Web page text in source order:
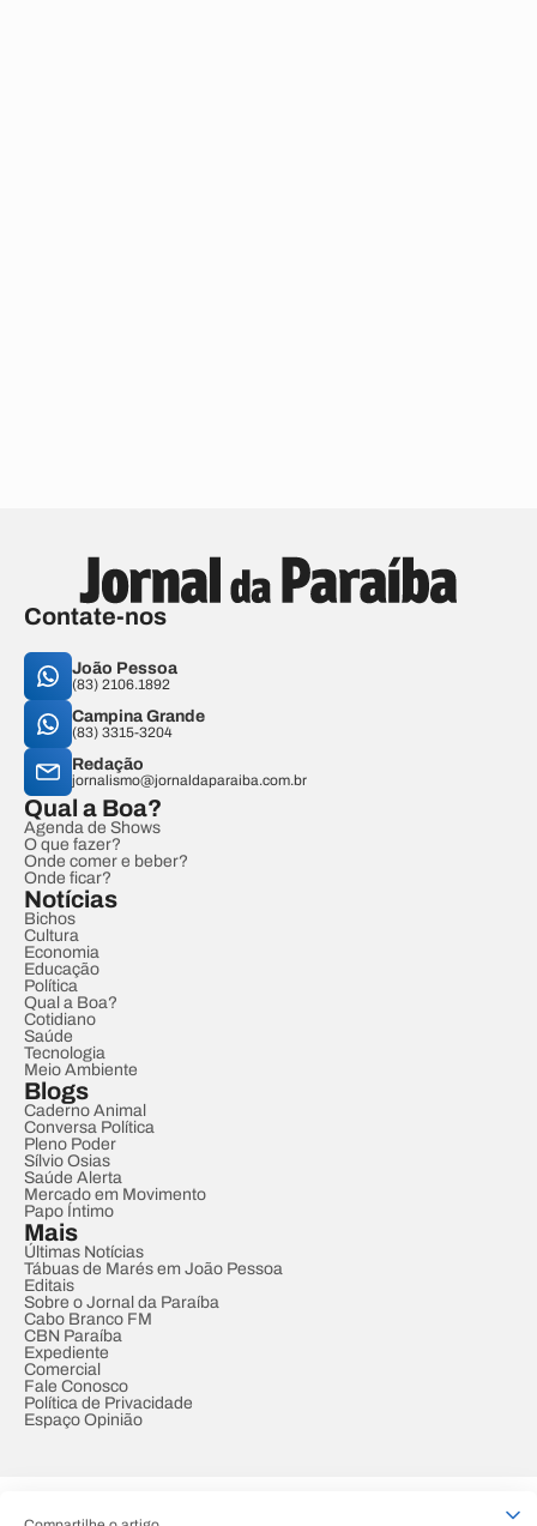
Contate-nos
João Pessoa
(83) 2106.1892
Campina Grande
(83) 3315-3204
Redação
jornalismo@jornaldaparaiba.com.br
Qual a Boa?
Agenda de Shows
O que fazer?
Onde comer e beber?
Onde ficar?
Notícias
Bichos
Cultura
Economia
Educação
Política
Qual a Boa?
Cotidiano
Saúde
Tecnologia
Meio Ambiente
Blogs
Caderno Animal
Conversa Política
Pleno Poder
Sílvio Osias
Saúde Alerta
Mercado em Movimento
Papo Íntimo
Mais
Últimas Notícias
Tábuas de Marés em João Pessoa
Editais
Sobre o Jornal da Paraíba
Cabo Branco FM
CBN Paraíba
Expediente
Comercial
Fale Conosco
Política de Privacidade
Espaço Opinião